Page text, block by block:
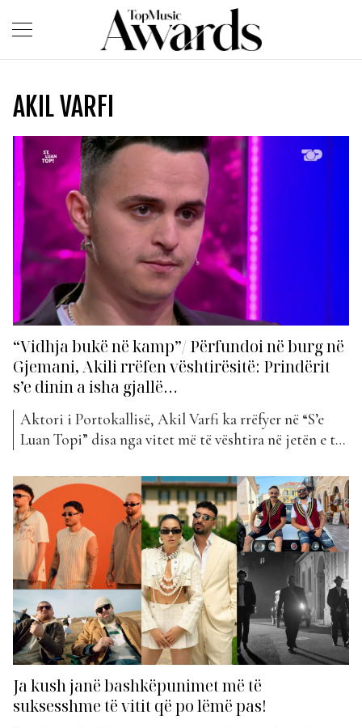
AKIL VARFI
“Vidhja bukë në kamp”/ Përfundoi në burg në
Gjemani, Akili rrëfen vështirësitë: Prindërit
s’e dinin a isha gjallë…
Aktori i Portokallisë, Akil Varfi ka rrëfyer në “S’e
Luan Topi” disa nga vitet më të vështira në jetën e tij,
shtysë e tij që familja të emigronte drejt Gjermanisë,
por atje janë përballur me një realitet...
Ja kush janë bashkëpunimet më të
suksesshme të vitit që po lëmë pas!